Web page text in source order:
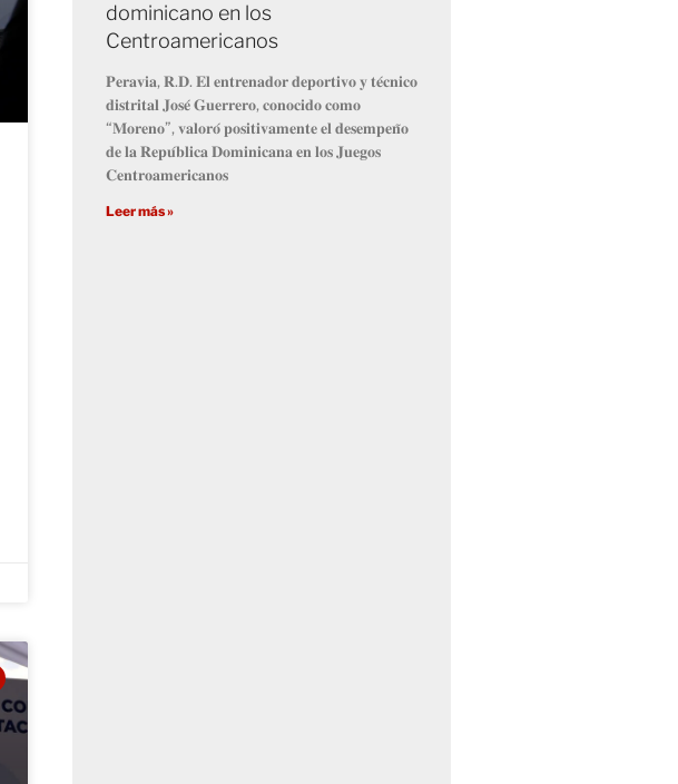
dominicano en los
Centroamericanos
𝐏𝐞𝐫𝐚𝐯𝐢𝐚, 𝐑.𝐃. 𝐄𝐥 𝐞𝐧𝐭𝐫𝐞𝐧𝐚𝐝𝐨𝐫 𝐝𝐞𝐩𝐨𝐫𝐭𝐢𝐯𝐨 𝐲 𝐭𝐞́𝐜𝐧𝐢𝐜𝐨
𝐝𝐢𝐬𝐭𝐫𝐢𝐭𝐚𝐥 𝐉𝐨𝐬𝐞́ 𝐆𝐮𝐞𝐫𝐫𝐞𝐫𝐨, 𝐜𝐨𝐧𝐨𝐜𝐢𝐝𝐨 𝐜𝐨𝐦𝐨
“𝐌𝐨𝐫𝐞𝐧𝐨”, 𝐯𝐚𝐥𝐨𝐫𝐨́ 𝐩𝐨𝐬𝐢𝐭𝐢𝐯𝐚𝐦𝐞𝐧𝐭𝐞 𝐞𝐥 𝐝𝐞𝐬𝐞𝐦𝐩𝐞𝐧̃𝐨
𝐝𝐞 𝐥𝐚 𝐑𝐞𝐩𝐮́𝐛𝐥𝐢𝐜𝐚 𝐃𝐨𝐦𝐢𝐧𝐢𝐜𝐚𝐧𝐚 𝐞𝐧 𝐥𝐨𝐬 𝐉𝐮𝐞𝐠𝐨𝐬
𝐂𝐞𝐧𝐭𝐫𝐨𝐚𝐦𝐞𝐫𝐢𝐜𝐚𝐧𝐨𝐬
Leer más »